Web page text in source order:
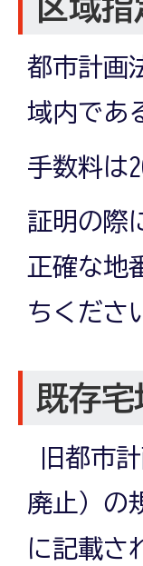
区域
都市計画
域内であ
手数料は
証明の際
正確な地
ちくださ
既存
旧都市
廃止）の
に記載さ